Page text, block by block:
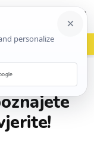
woot?!